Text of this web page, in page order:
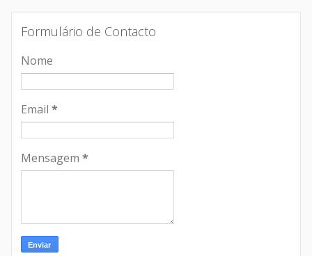
Formulário de Contacto
Nome
Email *
Mensagem *